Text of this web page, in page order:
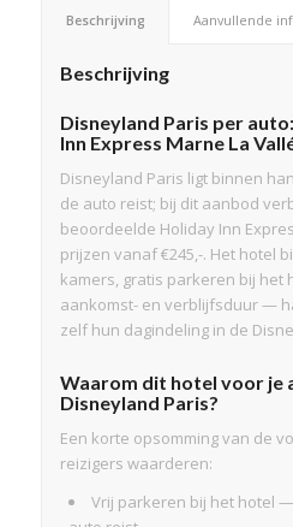
Beschrijving Aanvullende
Beschrijving
Disneyland Paris per
Inn Express Marne La
Disneyland Paris ligt binnen
de auto reist; bij dit aanbod
beoordeelde Holiday Inn
prijzen vanaf €245,-. Het hotel
kamers, gratis parkeren bij het
aankomst- en verblijfsduur —
zelf hun dagindeling in de
Waarom dit hotel voor je
Disneyland Paris?
Een korte opsomming van de
reizigers waarderen:
Vrij parkeren bij het hotel